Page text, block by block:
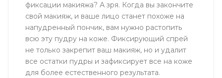
фиксации макияжа? А зря. Когда вы закончите
свой макияж, и ваше лицо станет похоже на
напудренный пончик, вам нужно растопить
всю эту пудру на коже. Фиксирующий спрей
не только закрепит ваш макияж, но и удалит
все остатки пудры и зафиксирует все на коже
для более естественного результата.